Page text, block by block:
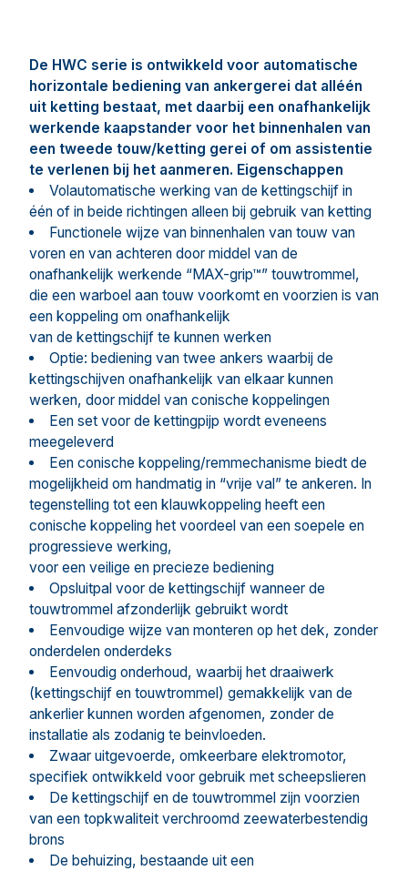
De HWC serie is ontwikkeld voor automatische
horizontale bediening van ankergerei dat alléén
uit ketting bestaat, met daarbij een onafhankelijk
werkende kaapstander voor het binnenhalen van
een tweede touw/ketting gerei of om assistentie
te verlenen bij het aanmeren. Eigenschappen
Volautomatische werking van de kettingschijf in
één of in beide richtingen alleen bij gebruik van ketting
Functionele wijze van binnenhalen van touw van
voren en van achteren door middel van de
onafhankelijk werkende “MAX-grip™” touwtrommel,
die een warboel aan touw voorkomt en voorzien is van
een koppeling om onafhankelijk
van de kettingschijf te kunnen werken
Optie: bediening van twee ankers waarbij de
kettingschijven onafhankelijk van elkaar kunnen
werken, door middel van conische koppelingen
Een set voor de kettingpijp wordt eveneens
meegeleverd
Een conische koppeling/remmechanisme biedt de
mogelijkheid om handmatig in “vrije val” te ankeren. In
tegenstelling tot een klauwkoppeling heeft een
conische koppeling het voordeel van een soepele en
progressieve werking,
voor een veilige en precieze bediening
Opsluitpal voor de kettingschijf wanneer de
touwtrommel afzonderlijk gebruikt wordt
Eenvoudige wijze van monteren op het dek, zonder
onderdelen onderdeks
Eenvoudig onderhoud, waarbij het draaiwerk
(kettingschijf en touwtrommel) gemakkelijk van de
ankerlier kunnen worden afgenomen, zonder de
installatie als zodanig te beinvloeden.
Zwaar uitgevoerde, omkeerbare elektromotor,
specifiek ontwikkeld voor gebruik met scheepslieren
De kettingschijf en de touwtrommel zijn voorzien
van een topkwaliteit verchroomd zeewaterbestendig
brons
De behuizing, bestaande uit een